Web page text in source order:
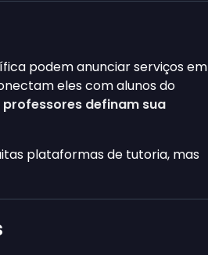
podem anunciar serviços em
eles com alunos do
definam sua
plataformas de tutoria, mas